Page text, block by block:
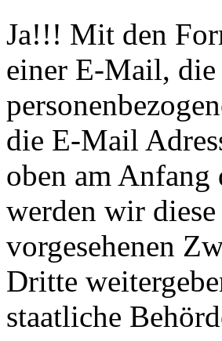
Ja!!! Mit den
einer E-Mail, die
die E-Mail
oben am Anfang
werden wir
vorgesehenen
Dritte
staatliche